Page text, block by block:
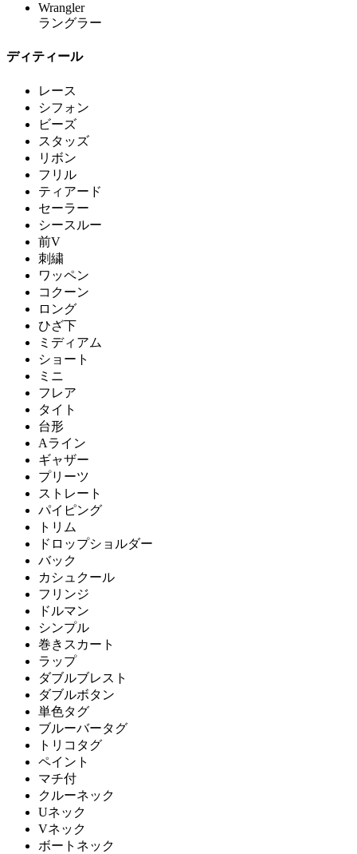
Wrangler
ラングラー
ディティール
レース
シフォン
ビーズ
スタッズ
リボン
フリル
ティアード
セーラー
シースルー
前V
刺繍
ワッペン
コクーン
ロング
ひざ下
ミディアム
ショート
ミニ
フレア
タイト
台形
Aライン
ギャザー
プリーツ
ストレート
パイピング
トリム
ドロップショルダー
バック
カシュクール
フリンジ
ドルマン
シンプル
巻きスカート
ラップ
ダブルブレスト
ダブルボタン
単色タグ
ブルーバータグ
トリコタグ
ペイント
マチ付
クルーネック
Uネック
Vネック
ボートネック